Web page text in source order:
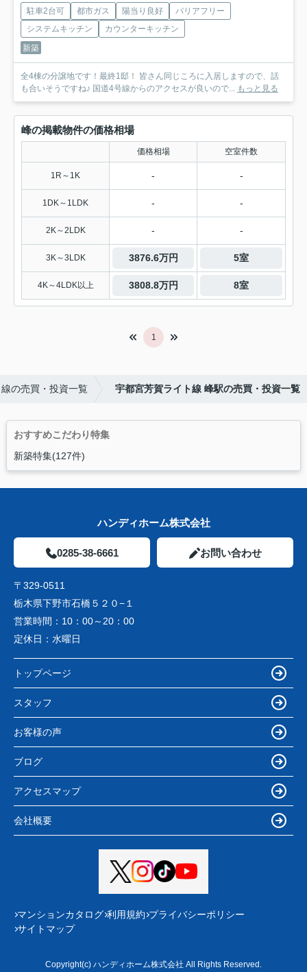
駐車2台可 都市ガス 陽当り良好
バリアフリー
システムキッチン
カウンターキッチン
新築
全4棟の分譲地です！最終1邸！ 皆さん同じころに入居しますので、話
も合いそうですね♪ 国道4号線からのアクセスが良いので... もっと見る
峰の掲載物件の価格相場
価格相場 空室件数
1R～1K - -
1DK～1LDK - -
2K～2LDK - -
3K～3LDK 3876.6万円 5室
4K～4LDK以上 3808.8万円 8室
1
の売買・投資一覧 宇都宮芳賀ライト線 峰駅の売買・投資一覧
おすすめこだわり特集
新築特集(127件)
ハンディホーム株式会社
0285-38-6661 お問い合わせ
〒329-0511
栃木県下野市石橋５２０−１
営業時間： 10：00～20：00
定休日： 水曜日
トップページ
スタッフ
お客様の声
ブログ
アクセスマップ
会社概要
マンションカタログ 利用規約 プライバシーポリシー
サイトマップ
Copyright(c) ハンディホーム株式会社 All Rights Reserved.